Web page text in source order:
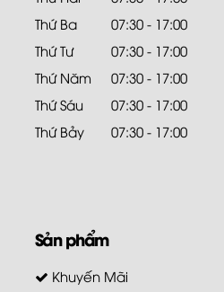
Thứ Ba
07:30 - 17:00
Thứ Tư
07:30 - 17:00
Thứ Năm
07:30 - 17:00
Thứ Sáu
07:30 - 17:00
Thứ Bảy
07:30 - 17:00
Sản phẩm
Khuyến Mãi